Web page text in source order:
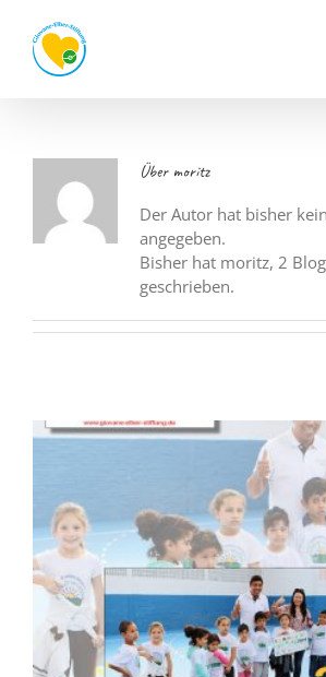
Inhalt
springen
Über moritz
Der Autor hat bisher
angegeben.
Bisher hat moritz, 2
geschrieben.